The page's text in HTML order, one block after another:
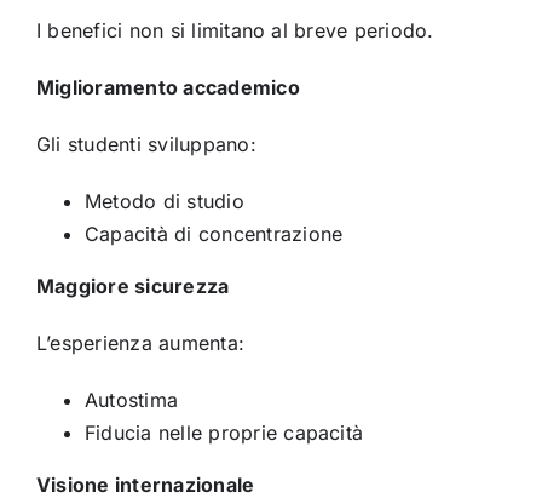
I benefici non si limitano al breve periodo.
Miglioramento accademico
Gli studenti sviluppano:
Metodo di studio
Capacità di concentrazione
Maggiore sicurezza
L’esperienza aumenta:
Autostima
Fiducia nelle proprie capacità
Visione internazionale